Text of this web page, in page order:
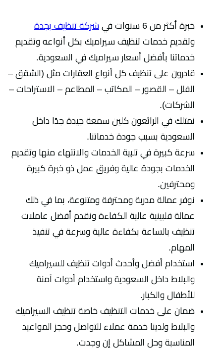
خبرة أكثر من 6 سنوات في
شركة تنظيف بجدة
وتقديم خدمات تنظيف سيراميك بكل أنواعه وتقديم
خدماتنا بأفضل أسعار سيراميك في السعودية.
قادرون على تنظيف كل أنواع العقارات مثل (الشقق –
الفلل – القصور – المكاتب – المطاعم – الاستراحات –
الشركات).
نمتلك في الرائعون كلين سمعة جيدة جدًا داخل
السعودية بسبب جودة خدماتنا.
سرعة كبيرة في تلبية الخدمات والانتهاء منها وتقديم
الخدمات بجودة عالية وفريق عمل ذو خبرة كبيرة
ومحترفين.
نوفر عمالة مدربة ومحترفة ومتنوعة، بما في ذلك
عمالة فلبينية عالية الكفاءة ونقدم أفضل عاملات
تنظيف بالساعة بكفاءة عالية وسرعة في تنفيذ
المهام.
استخدام أفضل وأحدث أدوات تنظيف للسيراميك
والبلاط داخل السعودية واستخدام أدوات آمنة
للأطفال والكبار.
ضمان على خدمات التنظيف خاصة تنظيف السيراميك
والبلاط ولدينا خدمة عملاء للتواصل وحجز المواعيد
المناسبة وحل المشاكل إن وجدت.